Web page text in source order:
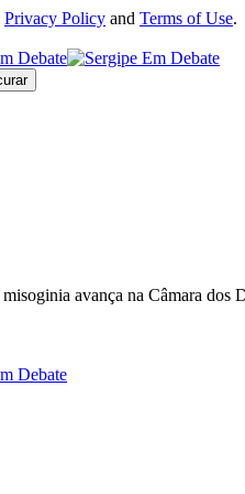
Privacy Policy and Terms of Use.
avança na Câmara dos